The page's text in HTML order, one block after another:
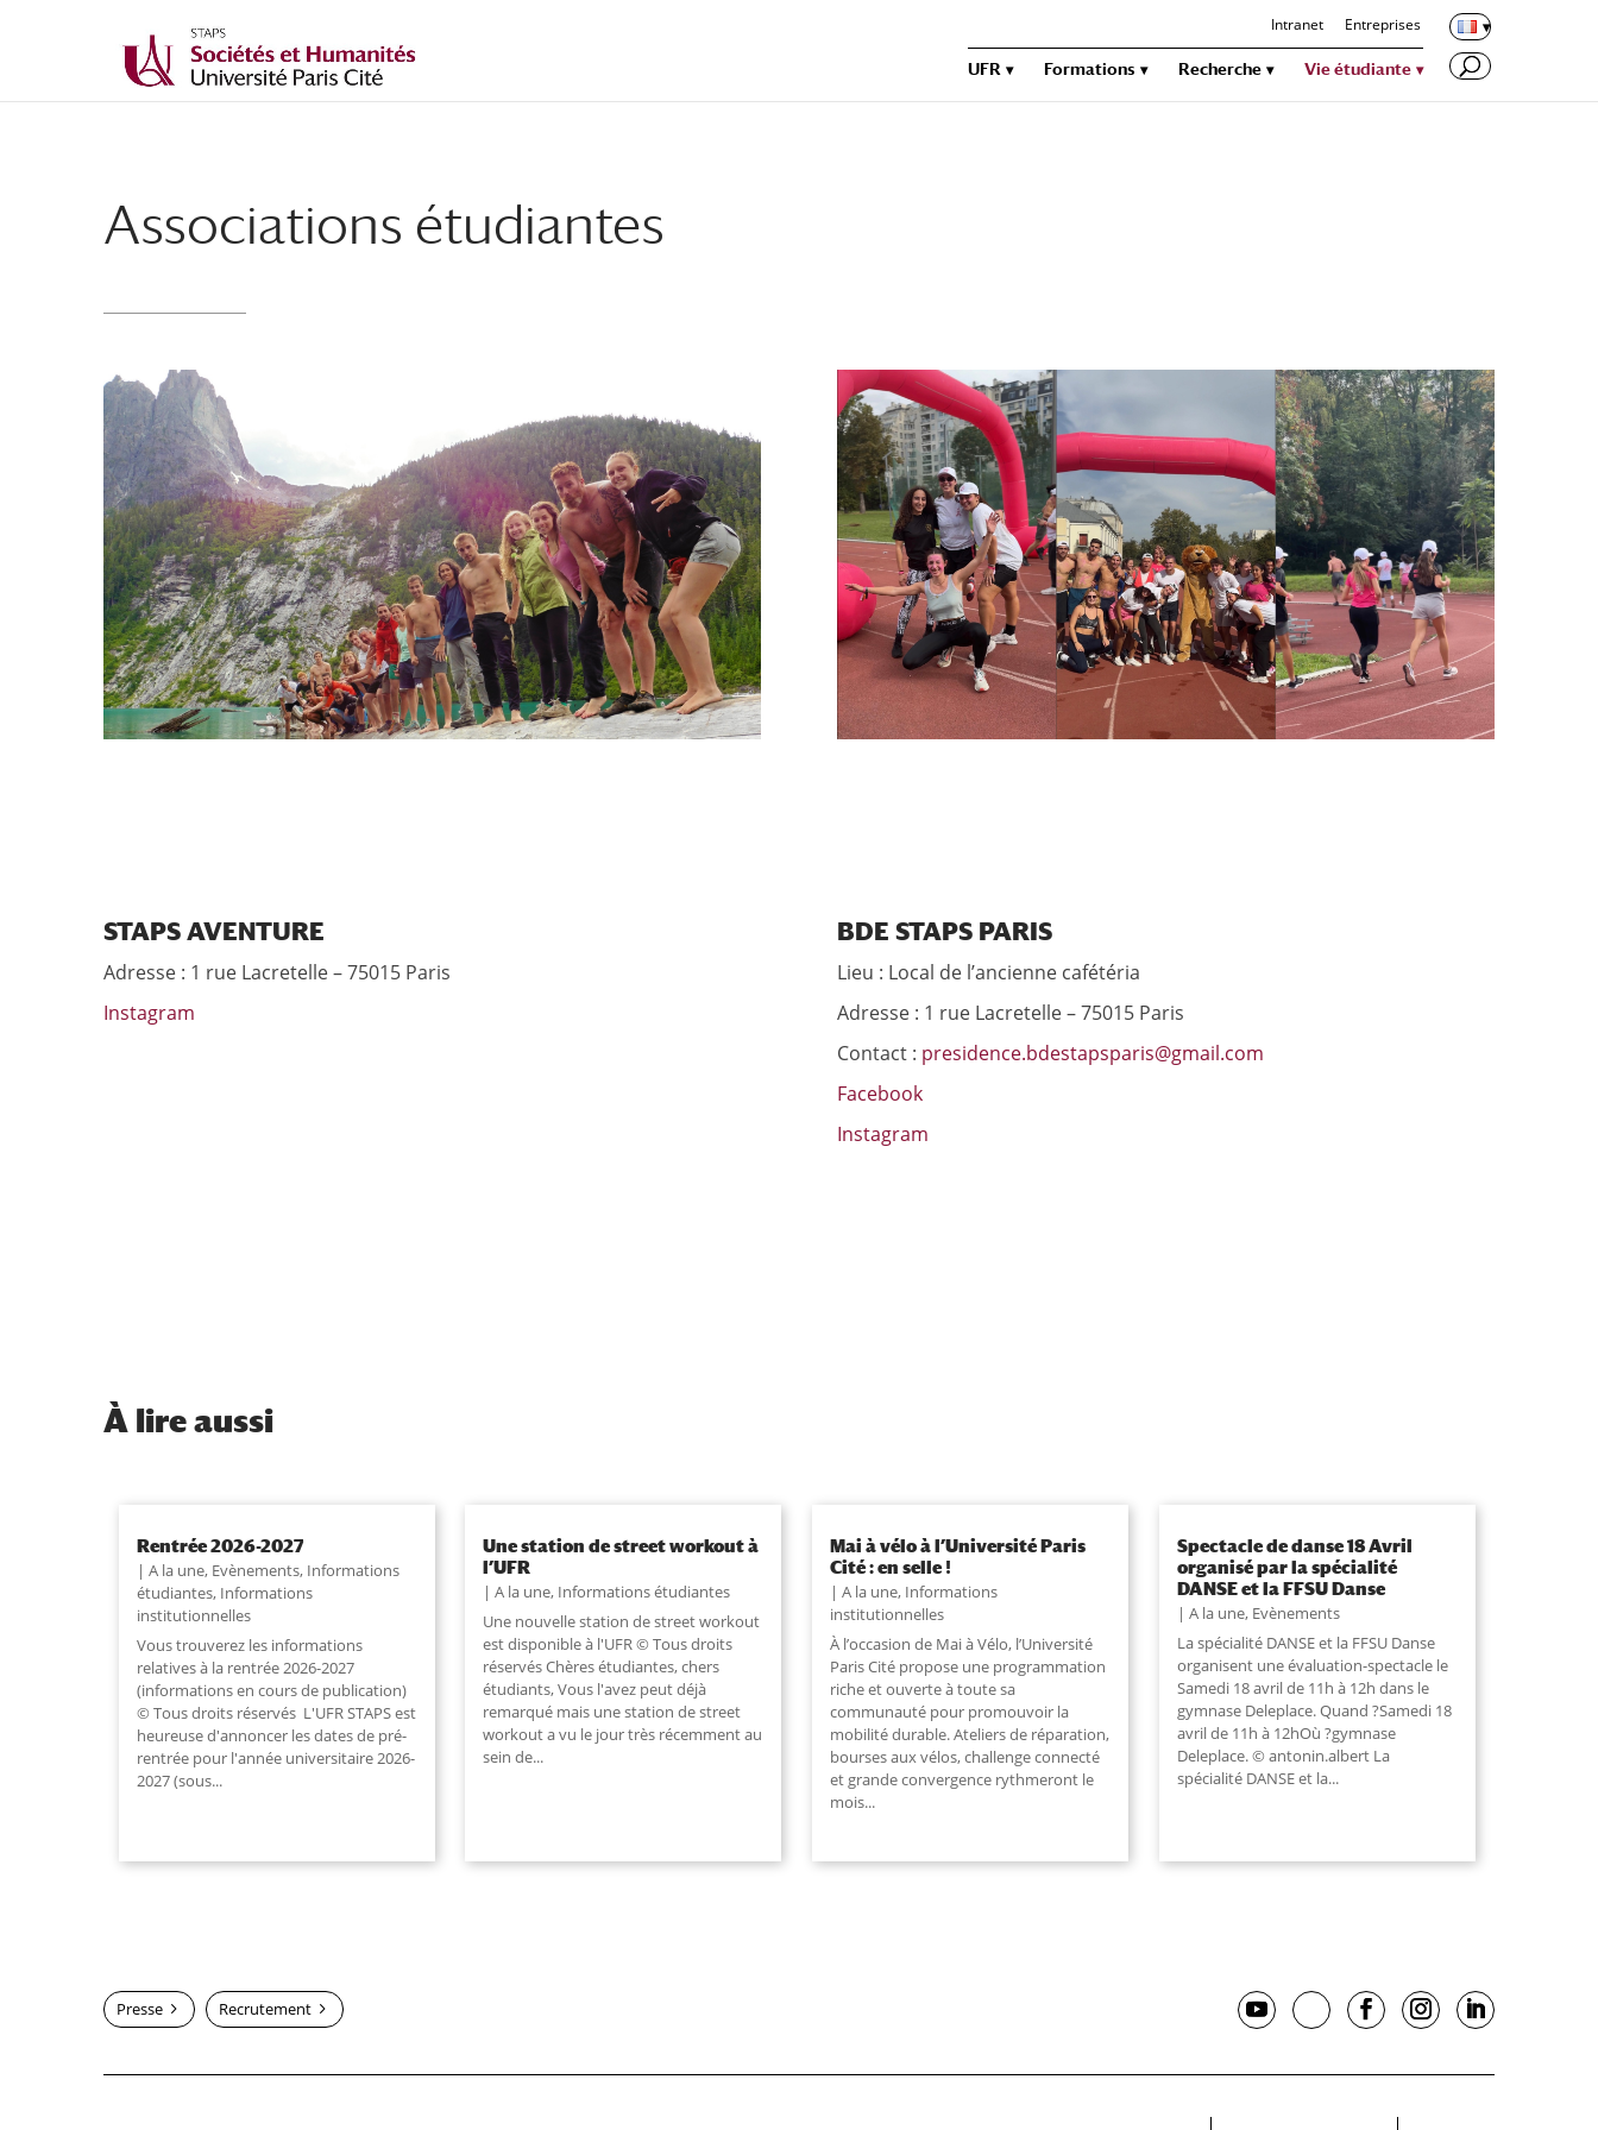
Intranet Entreprises
UFR Formations Recherche Vie étudiante
Associations étudiantes
STAPS AVENTURE
Adresse : 1 rue Lacretelle – 75015 Paris
Instagram
BDE STAPS PARIS
Lieu : Local de l’ancienne cafétéria
Adresse : 1 rue Lacretelle – 75015 Paris
Contact : presidence.bdestapsparis@gmail.com
Facebook
Instagram
À lire aussi
Rentrée 2026-2027
A la une, Evènements, Informations
étudiantes, Informations
institutionnelles
Vous trouverez les informations
relatives à la rentrée 2026-2027
(informations en cours de publication)
© Tous droits réservés L'UFR STAPS est
heureuse d'annoncer les dates de pré-
rentrée pour l'année universitaire 2026-
2027 (sous...
Une station de street workout à
l’UFR
A la une, Informations étudiantes
Une nouvelle station de street workout
est disponible à l'UFR © Tous droits
réservés Chères étudiantes, chers
étudiants, Vous l'avez peut déjà
remarqué mais une station de street
workout a vu le jour très récemment au
sein de...
Mai à vélo à l’Université Paris
Cité : en selle !
A la une, Informations
institutionnelles
À l’occasion de Mai à Vélo, l’Université
Paris Cité propose une programmation
riche et ouverte à toute sa
communauté pour promouvoir la
mobilité durable. Ateliers de réparation,
bourses aux vélos, challenge connecté
et grande convergence rythmeront le
mois...
Spectacle de danse 18 Avril
organisé par la spécialité
DANSE et la FFSU Danse
A la une, Evènements
La spécialité DANSE et la FFSU Danse
organisent une évaluation-spectacle le
Samedi 18 avril de 11h à 12h dans le
gymnase Deleplace. Quand ?Samedi 18
avril de 11h à 12hOù ?gymnase
Deleplace. © antonin.albert La
spécialité DANSE et la...
Presse Recrutement